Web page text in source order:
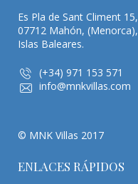
Es Pla de Sant Climent 15,
07712 Mahón, (Menorca),
Islas Baleares.
(+34) 971 153 571
info@mnkvillas.com
© MNK Villas 2017
ENLACES RÁPIDOS